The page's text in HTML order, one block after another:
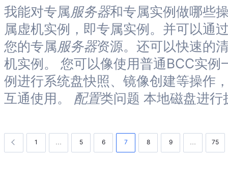
我能对专属服务器和专属实例做哪些
属虚机实例，即专属实例。并可以通
您的专属服务器资源。还可以快速的
机实例。 您可以像使用普通BCC实
例进行系统盘快照、镜像创建等操作
互通使用。 配置类问题 本地磁盘进
1 … 5 6 7 8 9 … 75